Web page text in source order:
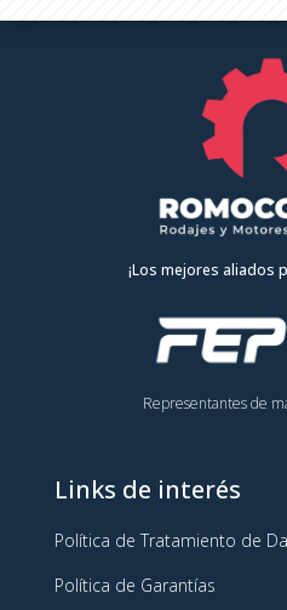
¡Los mejores aliados
Representantes de
Links de interés
Política de Tratamiento de
Política de Garantías